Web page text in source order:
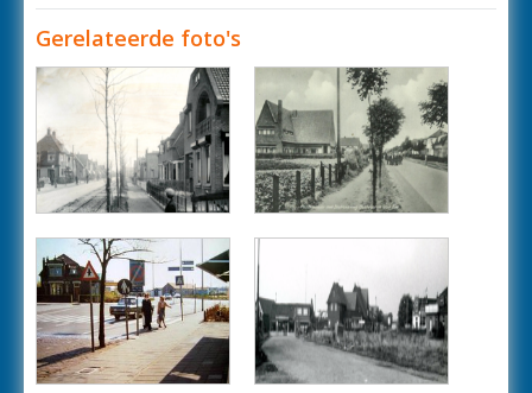
Gerelateerde foto's